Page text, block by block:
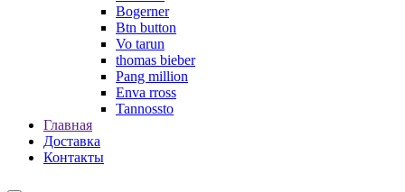
Bogerner
Btn button
Vo tarun
thomas bieber
Pang million
Enva rross
Tannossto
Главная
Доставка
Контакты